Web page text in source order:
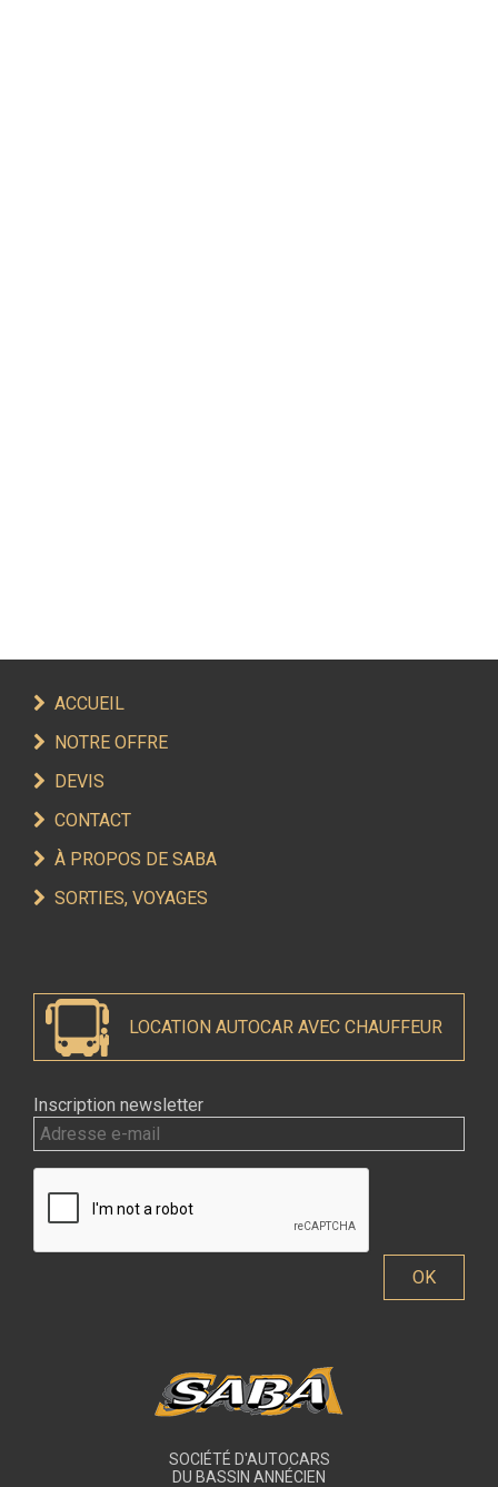
ACCUEIL
NOTRE OFFRE
DEVIS
CONTACT
À PROPOS DE SABA
SORTIES, VOYAGES
LOCATION AUTOCAR AVEC CHAUFFEUR
Inscription newsletter
SOCIÉTÉ D'AUTOCARS
DU BASSIN ANNÉCIEN